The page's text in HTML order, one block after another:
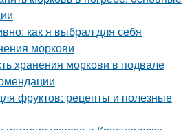
как я выбрал для себя
моркови
хранения моркови в подвале
фруктов: рецепты и полезные